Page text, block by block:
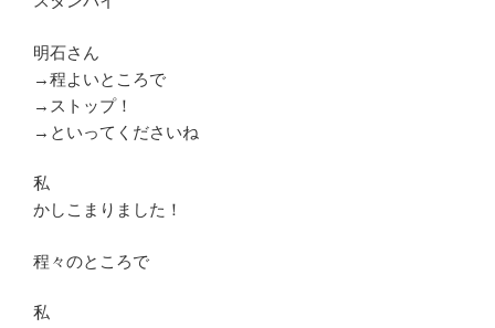
明石さん
→程よいところで
→ストップ！
→といってくださいね
私
かしこまりました！
程々のところで
私